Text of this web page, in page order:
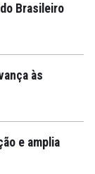
Brasileiro
às
e amplia